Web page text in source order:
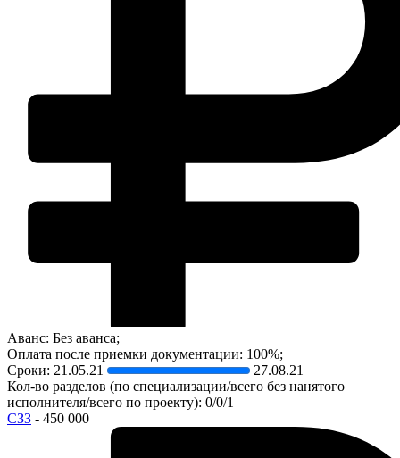
Аванс: Без аванса;
Оплата после приемки документации: 100%;
Сроки: 21.05.21
27.08.21
Кол-во разделов (по специализации/всего без нанятого
исполнителя/всего по проекту): 0/0/1
СЗЗ - 450 000